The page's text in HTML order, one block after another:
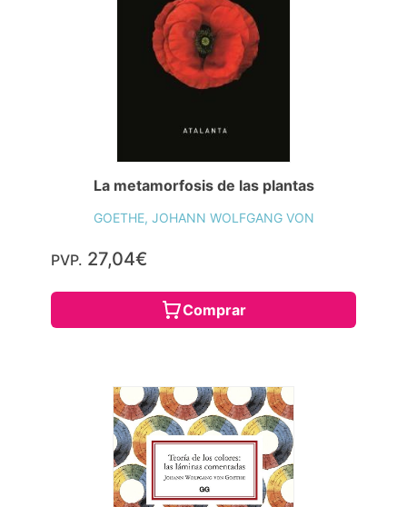
La metamorfosis de las plantas
GOETHE, JOHANN WOLFGANG VON
PVP. 27,04€
Comprar